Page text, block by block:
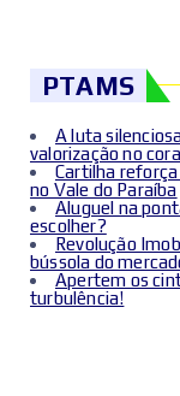
PTAMS
A luta
valorização no
Cartilha
no Vale do Paraíba
Aluguel na
escolher?
Revolução
bússola do
Apertem os
turbulência!